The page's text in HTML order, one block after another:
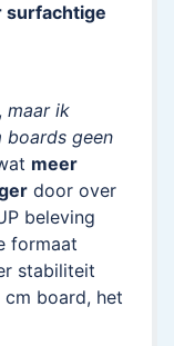
surfachtige
maar ik
boards geen
meer
door over
beleving
formaat
stabiliteit
board, het